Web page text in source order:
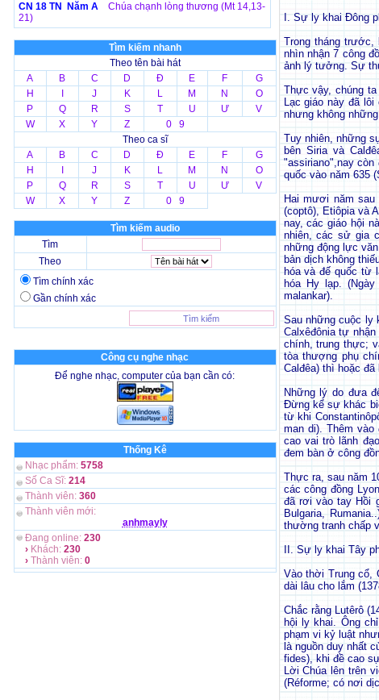
CN 18 TN Năm A
Chúa chạnh lòng thương (Mt 14,13-
21)
Tìm kiếm nhanh
Theo tên bài hát
A
B C D Đ E F
G
H
J K L M N
O
P
Q R S T U Ư
V
W
X Y Z
0 9
Theo ca sĩ
A
B C D Đ E F
G
H
J K L M N
O
P
Q R S T U Ư
V
W
X Y Z 0 9
Tìm kiếm audio
Tìm
Theo
Tìm chính xác
Gần chính xác
Công cụ nghe nhạc
Để nghe nhạc, computer của bạn cần có:
Thống Kê
Nhạc phẩm: 5758
Số Ca Sĩ: 214
Thành viên: 360
Thành viên mới:
anhmayly
Đang online: 230
›Khách:230
›Thành viên: 0
I. Sự ly khai Đông
Trong tháng
nhìn nhận 7 công
ảnh lý tưởng. Sự
Thực vậy, chúng
Lạc giáo này đã
nhưng không
Tuy nhiên, những
bên Siria và
"assiriano",nay
quốc vào năm 635
Hai mươi năm
(coptô), Etiôpia và
nay, các giáo hội
nhiên, các sử gia
những động lực
bản dịch không
hóa và đế quốc từ
hóa Hy lạp.
malankar).
Sau những cuộc ly
Calxêđônia tự
chính, trung thực;
tòa thượng phụ
Calđêa) thì hoặc
Những lý do đưa
Đừng kể sự khác
từ khi
man di). Thêm
cao vai trò lãnh
đem bàn ở công
Thực ra, sau năm
các công đồng
đã rơi vào tay Hồi
Bulgaria,
thường tranh chấp
II. Sự ly khai Tây
Vào thời Trung cổ,
dài lâu cho lắm
Chắc rằng Lutêrô
hội ly khai. Ông
phạm vi kỷ luật
là nguồn duy nhất
fides), khi đề cao
Lời Chúa lên trên
(Réforme; có nơi